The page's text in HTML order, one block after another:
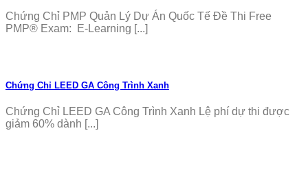
Chứng Chỉ PMP Quản Lý Dự Án Quốc Tế Đề Thi Free
PMP® Exam: E-Learning [...]
Chứng Chỉ LEED GA Công Trình Xanh
Chứng Chỉ LEED GA Công Trình Xanh Lệ phí dự thi được
giảm 60% dành [...]